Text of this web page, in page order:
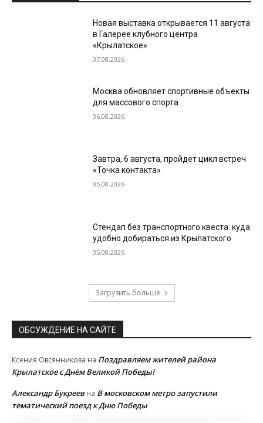
Новая выставка открывается 11 августа
в Галерее клубного центра
«Крылатское»
07.08.2026
Москва обновляет спортивные объекты
для массового спорта
06.08.2026
Завтра, 6 августа, пройдет цикл встреч
«Точка контакта»
05.08.2026
Стендап без транспортного квеста: куда
удобно добираться из Крылатского
05.08.2026
Загрузить больше
ОБСУЖДЕНИЕ НА САЙТЕ
Ксения Овсянникова на Поздравляем жителей района
Крылатское с Днём Великой Победы!
Александр Букреевна В московском метро запустили
тематический поезд к Дню Победы